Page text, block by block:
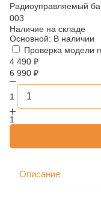
Радиоуправляемый
003
Наличие на складе
Основной: В наличии
Проверка модели
4 490 ₽
6 990 ₽
1
1
Описание